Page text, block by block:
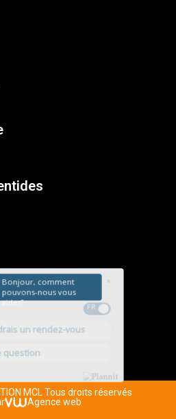
MCL Tous droits réservés
Agence web